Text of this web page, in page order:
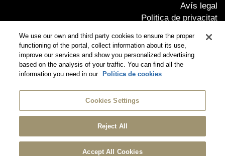
Avís legal
Politica de privacitat
Política de qualitat
Certificats
Canal Ético
We use our own and third party cookies to ensure the proper
functioning of the portal, collect information about its use,
improve our services and show you personalized advertising
based on the analysis of your traffic. You can find all the
information you need in our
Política de cookies
Cookies Settings
Reject All
Accept All Cookies